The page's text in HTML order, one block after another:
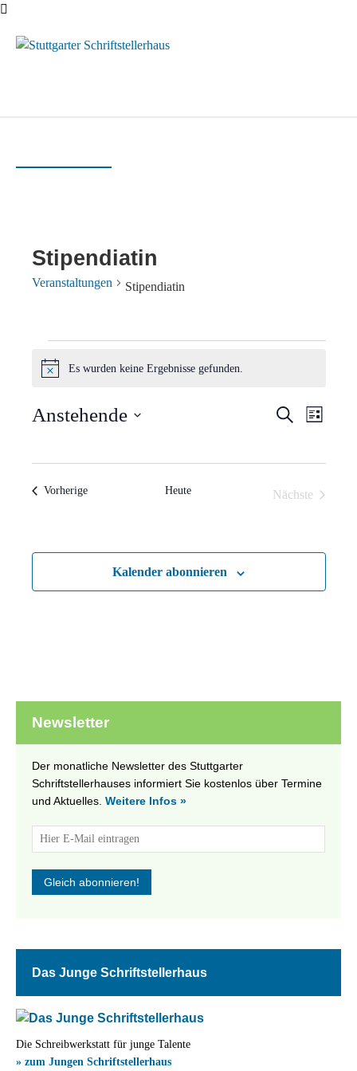
Stipendiatin
Veranstaltungen Stipendiatin
Veranstaltungen
Hinweis
Es wurden keine Ergebnisse gefunden.
SucheListe
Anstehende
wählen.
VorherigeVeranstaltungen Heute
Nächste
Kalender abonnieren
Newsletter
Der monatliche Newsletter des Stuttgarter
Schriftstellerhauses informiert Sie kostenlos über Termine
und Aktuelles. Weitere Infos »
Das Junge Schriftstellerhaus
Die Schreibwerkstatt für junge Talente
» zum Jungen Schriftstellerhaus